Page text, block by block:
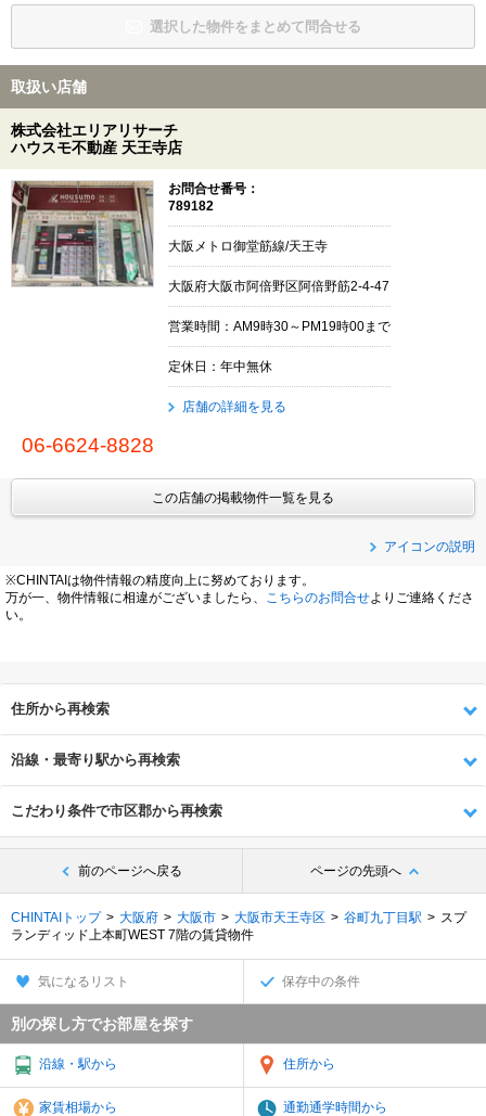
選択した物件をまとめて問合せる
取扱い店舗
株式会社エリアリサーチ
ハウスモ不動産 天王寺店
お問合せ番号：
789182
大阪メトロ御堂筋線/天王寺
大阪府大阪市阿倍野区阿倍野筋2-4-47
営業時間：AM9時30～PM19時00まで
定休日：年中無休
店舗の詳細を見る
06-6624-8828
この店舗の掲載物件一覧を見る
アイコンの説明
※CHINTAIは物件情報の精度向上に努めております。
万が一、物件情報に相違がございましたら、
こちらのお問合せよりご連絡くださ
い。
住所から再検索
沿線・最寄り駅から再検索
こだわり条件で市区郡から再検索
前のページへ戻る ページの先頭へ
CHINTAIトップ 大阪府 大阪市 大阪市天王寺区 谷町九丁目駅
スプ
ランディッド上本町WEST 7階の賃貸物件
気になるリスト 保存中の条件
別の探し方でお部屋を探す
沿線・駅から 住所から
家賃相場から 通勤通学時間から